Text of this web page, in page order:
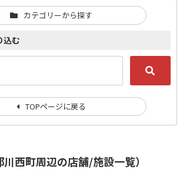
西町周辺の店舗/施設一覧）
カテゴリーから探す
込む
TOPページに戻る